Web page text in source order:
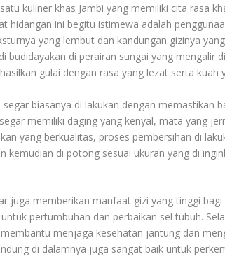
kuliner khas Jambi yang memiliki cita rasa
hidangan ini begitu istimewa adalah
yang lembut dan kandungan gizinya
budidayakan di perairan sungai yang mengalir
gulai dengan rasa yang lezat serta kuah
biasanya di lakukan dengan memastikan
memiliki daging yang kenyal, mata yang
yang berkualitas, proses pembersihan di
kemudian di potong sesuai ukuran yang di
juga memberikan manfaat gizi yang tinggi
pertumbuhan dan perbaikan sel tubuh.
menjaga kesehatan jantung dan
di dalamnya juga sangat baik untuk